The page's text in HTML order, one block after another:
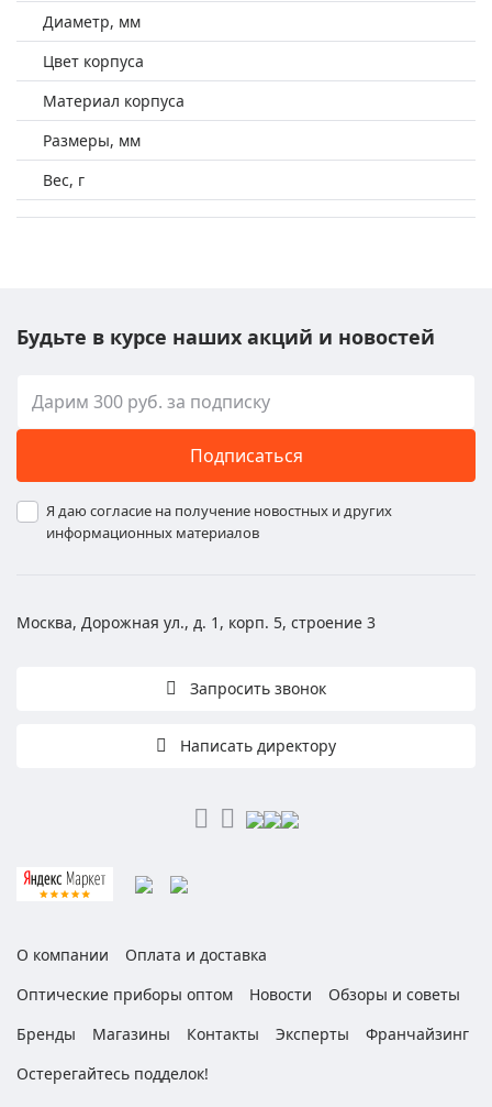
Диаметр, мм
Цвет корпуса
Материал корпуса
Размеры, мм
Вес, г
Будьте в курсе наших акций и новостей
Подписаться
Я даю согласие на получение новостных и других
информационных материалов
Москва, Дорожная ул., д. 1, корп. 5, строение 3
Запросить звонок
Написать директору
О компании
Оплата и доставка
Оптические приборы оптом
Новости
Обзоры и советы
Бренды
Магазины Контакты Эксперты
Франчайзинг
Остерегайтесь подделок!